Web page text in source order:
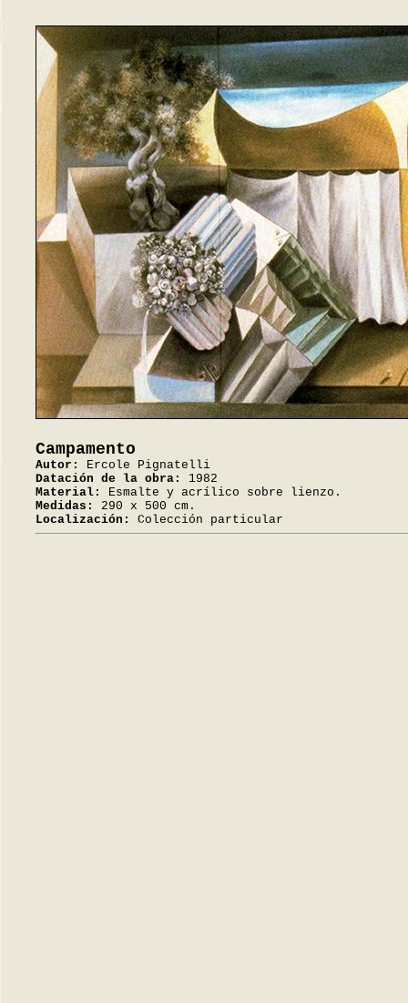
Campamento
Autor:
Ercole Pignatelli
Datación de la obra:
1982
Material:
Esmalte y acrílico sobre lienzo.
Medidas:
290 x 500 cm.
Localización:
Colección particular